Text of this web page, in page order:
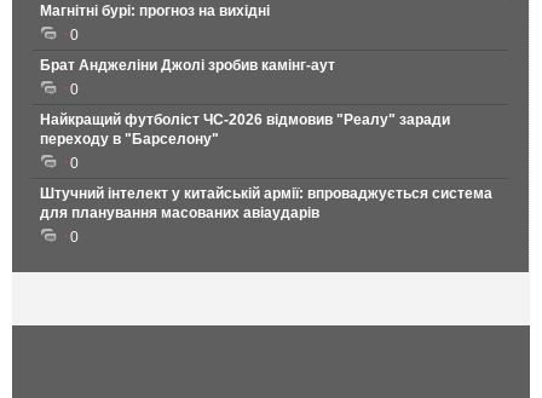
Магнітні бурі: прогноз на вихідні
0
Брат Анджеліни Джолі зробив камінг-аут
0
Найкращий футболіст ЧС-2026 відмовив "Реалу" заради
переходу в "Барселону"
0
Штучний інтелект у китайській армії: впроваджується система
для планування масованих авіаударів
0